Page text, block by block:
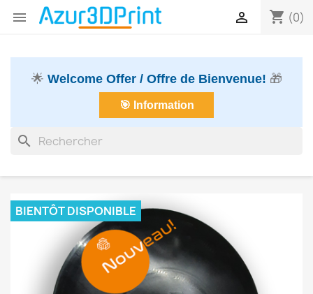
 shopping_cart (0)

🌟 Welcome Offer / Offre de Bienvenue! 🎁
🎯 Information
search
BIENTÔT DISPONIBLE